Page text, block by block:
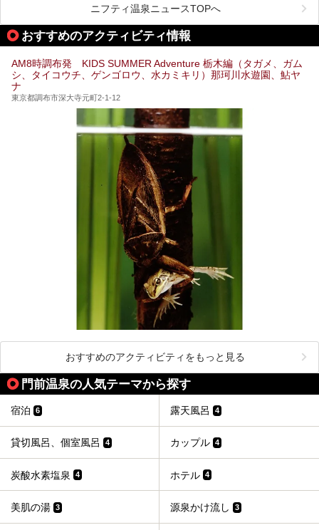
この記事では、塩原温泉の概要や魅力とともに、おすすめの
宿泊施設と観光・グルメスポット、日帰り温泉を順に紹介し
ます。
塩原温泉で、いつもの温泉旅行とは一味違う旅行体験をして
みませんか。
メインとなる天然温泉のお風呂をはじめ、リラックスエリア
やキッズエリア、カフェレストランなど、施設の隅々までチ
ェックしてきました！
ニフティ温泉ニュースTOPへ
おすすめのアクティビティ情報
AM8時調布発 KIDS SUMMER Adventure 栃木編（タガメ、ガム
シ、タイコウチ、ゲンゴロウ、水カミキリ）那珂川水遊園、鮎ヤ
ナ
東京都調布市深大寺元町2-1-12
おすすめのアクティビティをもっと見る
門前温泉の人気テーマから探す
宿泊 6 露天風呂 4
貸切風呂、個室風呂 4 カップル 4
炭酸水素塩泉 4 ホテル 4
美肌の湯 3 源泉かけ流し 3